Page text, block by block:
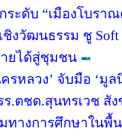
ระดับ “เมืองโบรา
ชิงวัฒนธรรม ชู Soft
ยได้สู่ชุมชน
รหลวง’ จับมือ ‘มู
ร.ตชด.สุนทรเวช สั
ทางการศึกษาในพื้